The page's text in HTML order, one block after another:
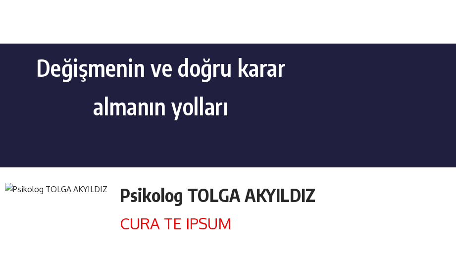
Değişmenin ve doğru karar
almanın yolları
Psikolog TOLGA AKYILDIZ
CURA TE IPSUM